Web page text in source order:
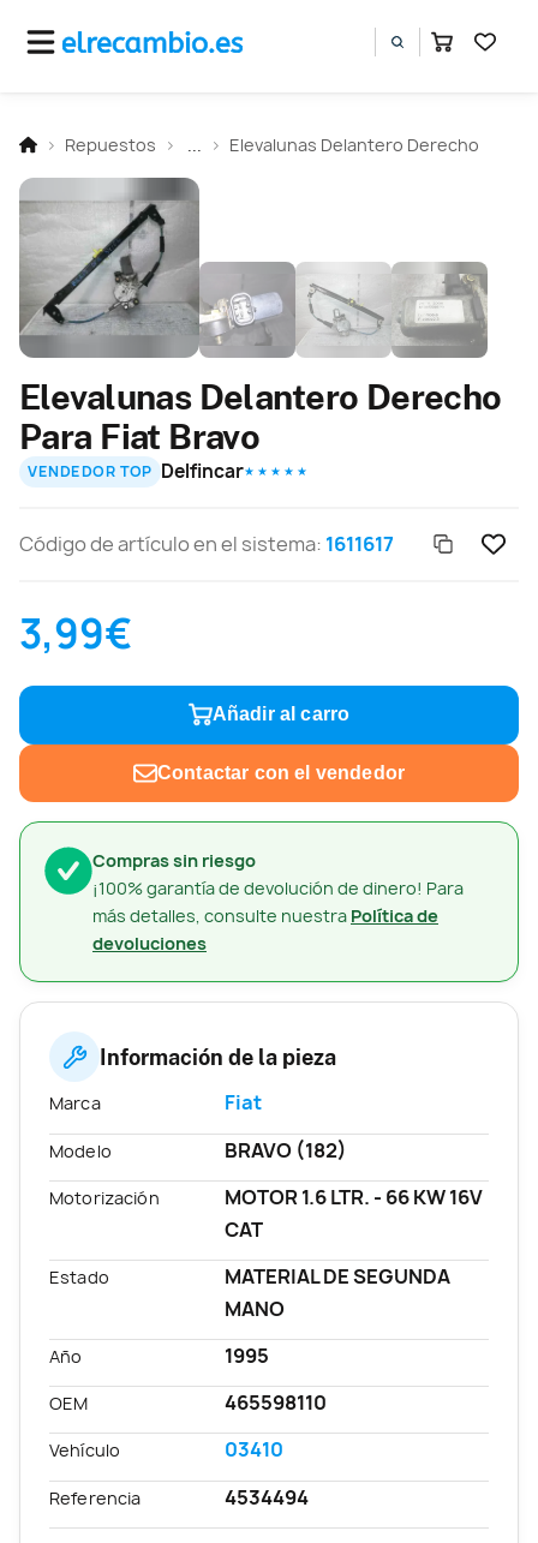
Repuestos Elevalunas Delantero Derecho
Compras sin riesgo
¡100% garantía de devolución de dinero! Para
más detalles, consulte nuestra Política de
devoluciones
Elevalunas Delantero Derecho
Para Fiat Bravo
VENDEDOR TOP Delfincar★ ★ ★ ★ ★
Código de artículo en el sistema: 1611617
3,99€
Añadir al carro
Contactar con el vendedor
Información de la pieza
Marca Fiat
Modelo BRAVO (182)
Motorización
MOTOR 1.6 LTR. - 66 KW 16V
CAT
Estado
MATERIAL DE SEGUNDA
MANO
Año 1995
OEM 465598110
Vehículo 03410
Referencia 4534494